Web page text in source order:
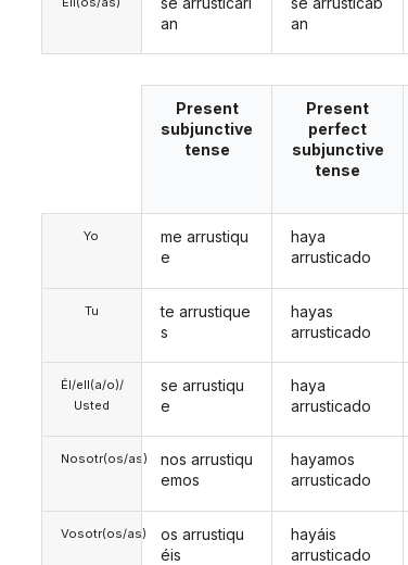
an
an
Yo
Tu
Él/ell(a/o)/
Usted
Nosotr(os/as)
Vosotr(os/as)
Present
subjunctive
tense
me arrustiqu
e
te arrustique
s
se arrustiqu
e
nos arrustiqu
emos
os arrustiqu
éis
Present
perfect
subjunctive
tense
haya
arrusticado
hayas
arrusticado
haya
arrusticado
hayamos
arrusticado
hayáis
arrusticado